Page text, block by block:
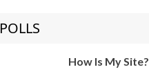
POLLS
How Is My Site?